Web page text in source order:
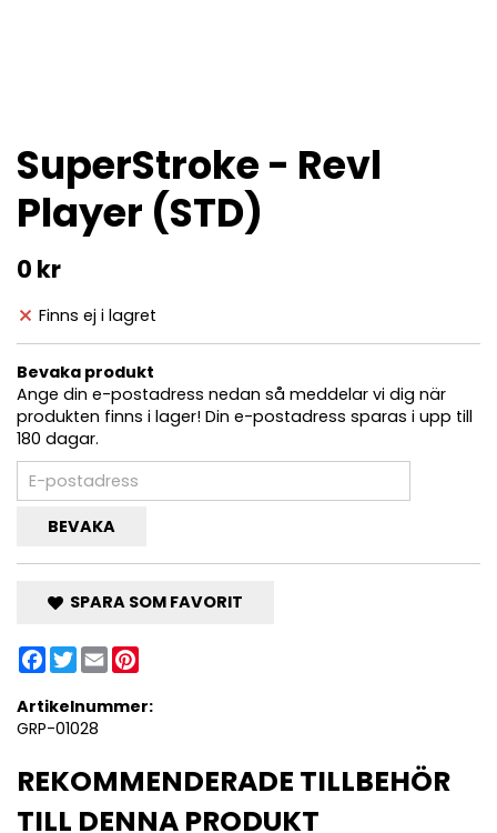
SuperStroke - Revl
Player (STD)
0 kr
Finns ej i lagret
Bevaka produkt
Ange din e-postadress nedan så meddelar vi dig när
produkten finns i lager! Din e-postadress sparas i upp till
180 dagar.
BEVAKA
SPARA SOM FAVORIT
Facebook
Twitter
Email
Artikelnummer:
GRP-01028
REKOMMENDERADE TILLBEHÖR
TILL DENNA PRODUKT